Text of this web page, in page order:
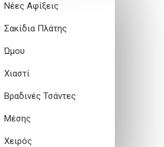
Νέες Αφίξεις
Σακίδια Πλάτης
Ώμου
Χιαστί
Βραδινές Τσάντες
Μέσης
Χειρός